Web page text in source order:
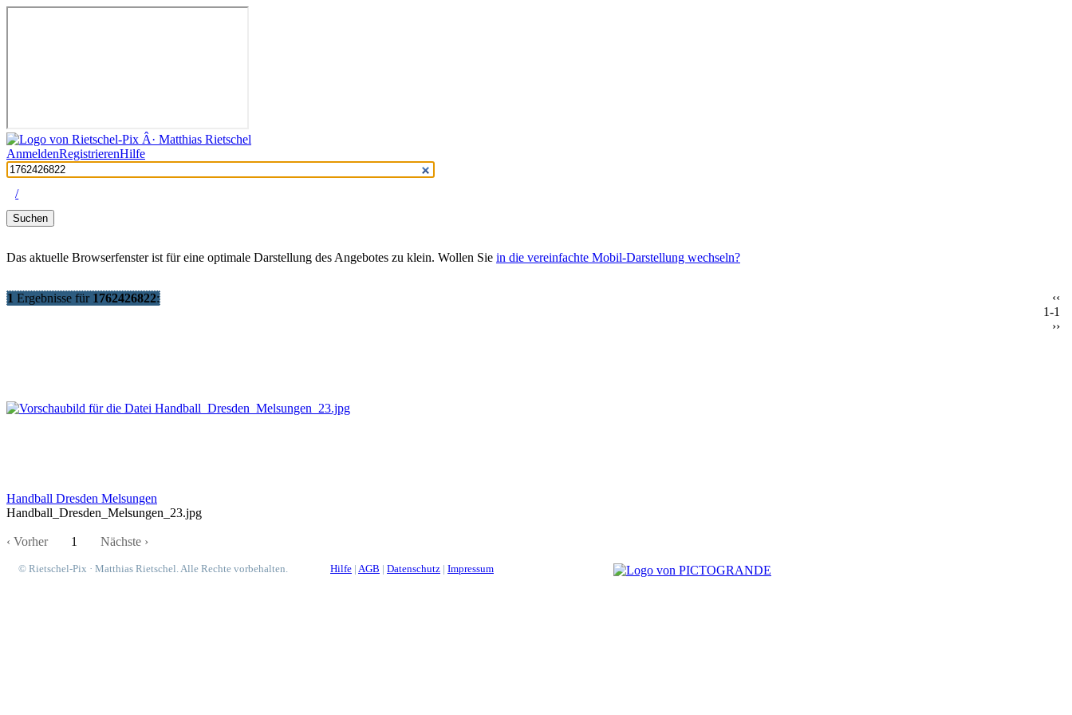
AnmeldenRegistrierenHilfe
/
Suchen
Das aktuelle Browserfenster ist für eine optimale Darstellung des Angebotes zu klein. Wollen Sie in die vereinfachte Mobil-Darstellung wechseln?
1 Ergebnisse für 1762426822:
‹‹
1-1
››
Handball Dresden Melsungen
Handball_Dresden_Melsungen_23.jpg
‹ Vorher 1 Nächste ›
© Rietschel-Pix · Matthias Rietschel. Alle Rechte vorbehalten. Hilfe AGB Datenschutz Impressum